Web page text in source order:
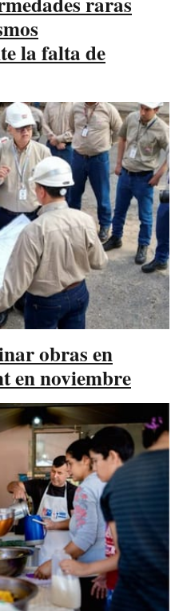
la falta de
obras en
en noviembre